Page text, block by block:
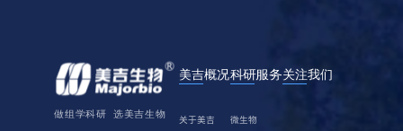
关于美吉 微生物